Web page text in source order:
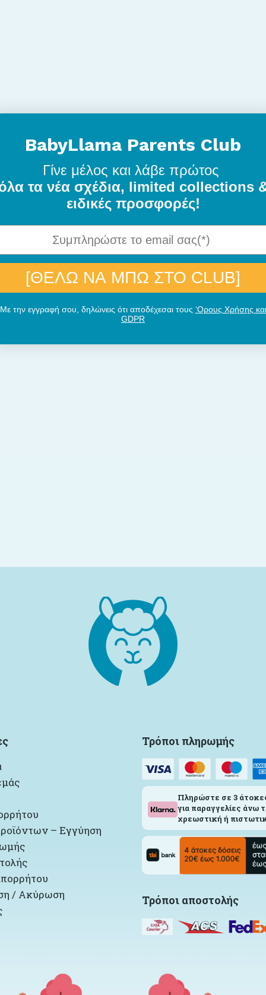
– Εγγύηση
/ Ακύρωση
Τρόποι πληρωμής
Πληρώστε σε 3
για παραγγελίες άνω
χρεωστική ή
Τρόποι αποστολής
BabyLlama Parents Club
Γίνε μέλος και λάβε πρώτος
τα νέα σχέδια, limited collections
ειδικές προσφορές!
[ΘΕΛΩ ΝΑ ΜΠΩ ΣΤΟ CLUB]
Με την εγγραφή σου, δηλώνεις ότι αποδέχεσαι τους ‘Ορους Χρήσης και
GDPR